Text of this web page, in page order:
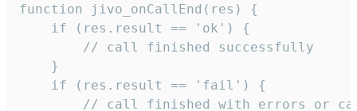
function jivo_onCallEnd(res) {
    if (res.result == 'ok') {
        // call finished successfully
    }
    if (res.result == 'fail') {
// call finished with errors or